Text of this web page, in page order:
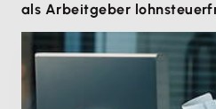
als Arbeitgeber